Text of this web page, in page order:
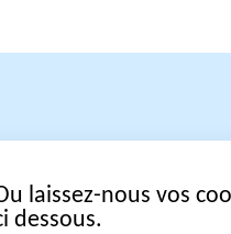
laissez-nous vos
dessous.